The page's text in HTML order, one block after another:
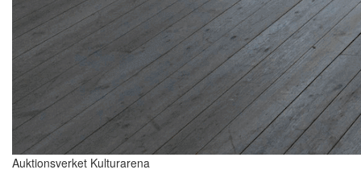
Auktionsverket Kulturarena